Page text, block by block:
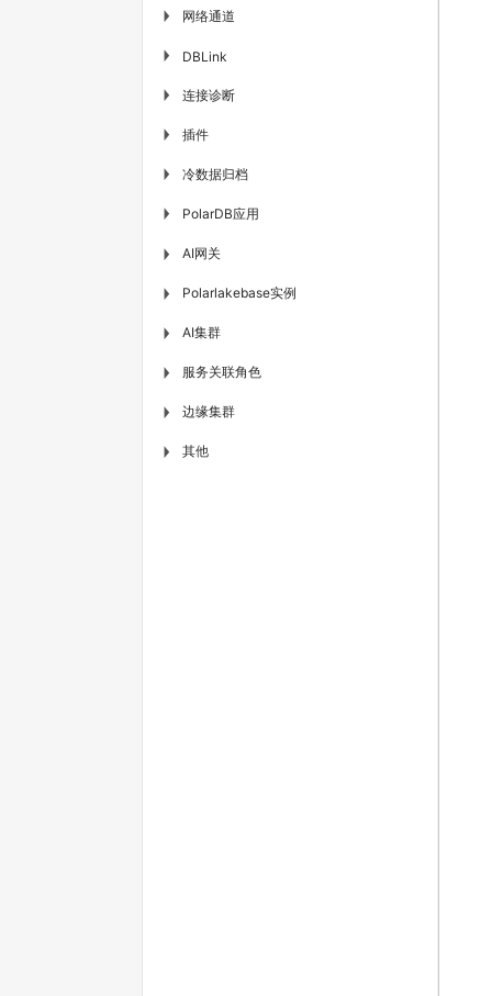
▶ 网络通道
▶ DBLink
▶ 连接诊断
▶ 插件
▶ 冷数据归档
▶ PolarDB应用
▶ AI网关
▶ Polarlakebase实例
▶ AI集群
▶ 服务关联角色
▶ 边缘集群
▶ 其他